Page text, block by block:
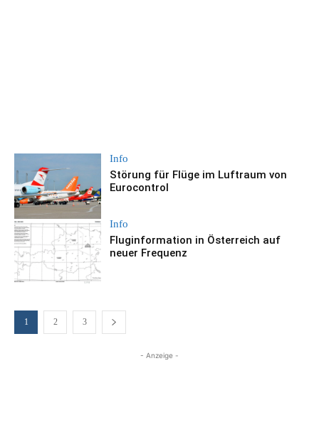
Info
Störung für Flüge im Luftraum von
Eurocontrol
Info
Fluginformation in Österreich auf
neuer Frequenz
1 2 3
- Anzeige -